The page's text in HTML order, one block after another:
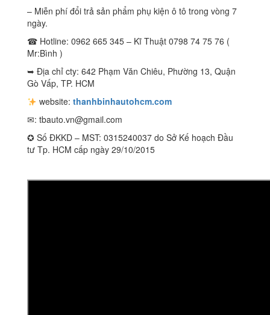
– Miễn phí đổi trả sản phẩm phụ kiện ô tô trong vòng 7
ngày.
☎ Hotline: 0962 665 345 – Kĩ Thuật 0798 74 75 76 (
Mr:Bình )
➥ Địa chỉ cty: 642 Phạm Văn Chiêu, Phường 13, Quận
Gò Vấp, TP. HCM
website: thanhbinhautohcm.com
✉: tbauto.vn@gmail.com
✪ Số ĐKKD – MST: 0315240037 do Sở Kế hoạch Đầu
tư Tp. HCM cấp ngày 29/10/2015